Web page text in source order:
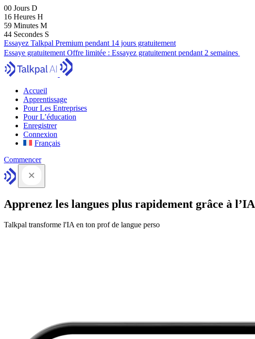
00 Jours D
16 Heures H
59 Minutes M
43 Secondes S
Essayez Talkpal Premium pendant 14 jours gratuitement
Essaye gratuitement Offre limitée : Essayez gratuitement pendant 2 semaines
Accueil
Apprentissage
Pour Les Entreprises
Pour L’éducation
Enregistrer
Connexion
Français
Commencer
Apprenez les langues plus rapidement grâce à l’IA
Talkpal transforme l'IA en ton prof de langue perso